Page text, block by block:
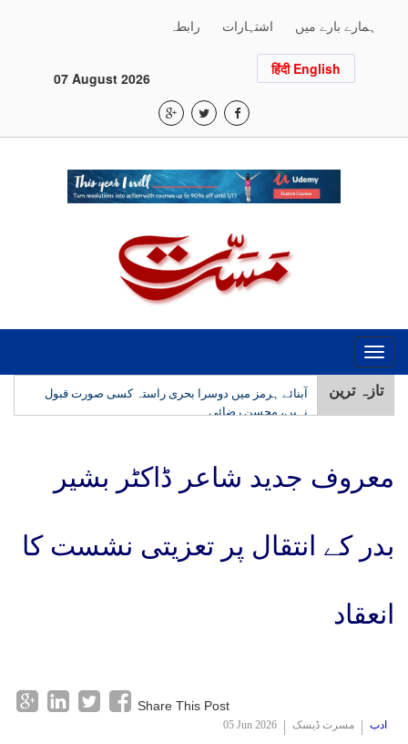
ہمارے بارے میں اشتہارات رابطہ
07 August 2026
हिंदी English
Toggle
navigation
تازہ ترین
آبنائے ہرمز میں دوسرا بحری راستہ کسی صورت قبول
نہیں، محسن رضائی
معروف جدید شاعر ڈاکٹر بشیر
بدر کے انتقال پر تعزیتی نشست کا
انعقاد
Share This Post
05 Jun 2026 مسرت ڈیسک ادب